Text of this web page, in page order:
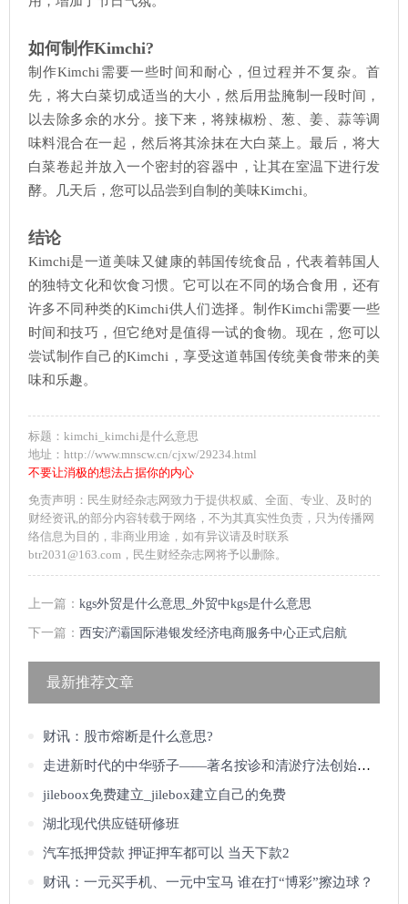
如何制作Kimchi?
制作Kimchi需要一些时间和耐心，但过程并不复杂。首
先，将大白菜切成适当的大小，然后用盐腌制一段时间，
以去除多余的水分。接下来，将辣椒粉、葱、姜、蒜等调
味料混合在一起，然后将其涂抹在大白菜上。最后，将大
白菜卷起并放入一个密封的容器中，让其在室温下进行发
酵。几天后，您可以品尝到自制的美味Kimchi。
结论
Kimchi是一道美味又健康的韩国传统食品，代表着韩国人
的独特文化和饮食习惯。它可以在不同的场合食用，还有
许多不同种类的Kimchi供人们选择。制作Kimchi需要一些
时间和技巧，但它绝对是值得一试的食物。现在，您可以
尝试制作自己的Kimchi，享受这道韩国传统美食带来的美
味和乐趣。
标题：kimchi_kimchi是什么意思
地址：http://www.mnscw.cn/cjxw/29234.html
不要让消极的想法占据你的内心
免责声明：民生财经杂志网致力于提供权威、全面、专业、及时的
财经资讯,的部分内容转载于网络，不为其真实性负责，只为传播网
络信息为目的，非商业用途，如有异议请及时联系
btr2031@163.com，民生财经杂志网将予以删除。
上一篇： kgs外贸是什么意思_外贸中kgs是什么意思
下一篇： 西安浐灞国际港银发经济电商服务中心正式启航
最新推荐文章
财讯：股市熔断是什么意思?
走进新时代的中华骄子——著名按诊和清淤疗法创始人李金铎
jileboox免费建立_jilebox建立自己的免费
湖北现代供应链研修班
汽车抵押贷款 押证押车都可以 当天下款2
财讯：一元买手机、一元中宝马 谁在打“博彩”擦边球？